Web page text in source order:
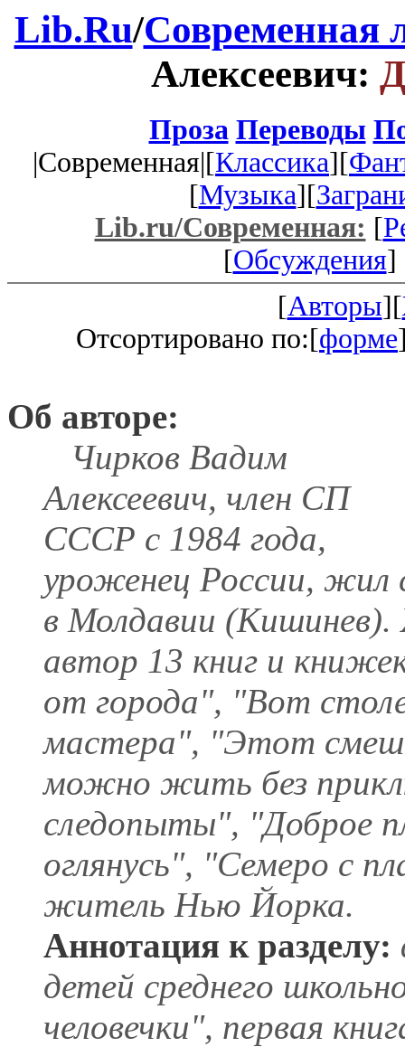
Lib.Ru/Современная
Алексеевич:
Проза Переводы
|Современная|[Классика][
[Музыка][
Lib.ru/Современная: [
[Обсуждения]
[Авторы][
Отсортировано по:[форме
Об авторе:
Чирков Вадим
Алексеевич, член СП
СССР с 1984 года,
уроженец России, жил
в Молдавии (Кишинев).
автор 13 книг и
от города", "Вот
мастера", "Этот
можно жить без
следопыты", "Доброе
оглянусь", "Семеро с
житель Нью Йорка.
Аннотация к разделу:
детей среднего
человечки", первая